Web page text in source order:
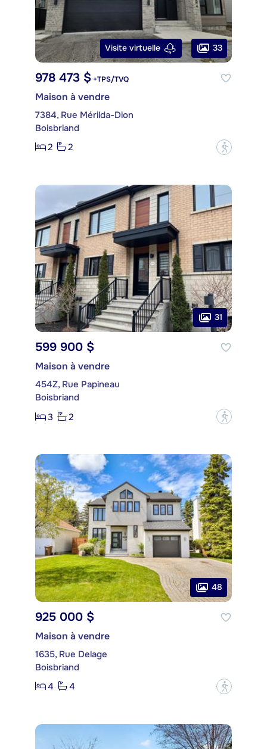
Visite virtuelle 33
978 473 $ +TPS/TVQ
Maison à vendre
7384, Rue Mérilda-Dion
Boisbriand
2
2 ?
31
599 900 $
Maison à vendre
454Z, Rue Papineau
Boisbriand
3
2 ?
48
925 000 $
Maison à vendre
1635, Rue Delage
Boisbriand
4
4 ?